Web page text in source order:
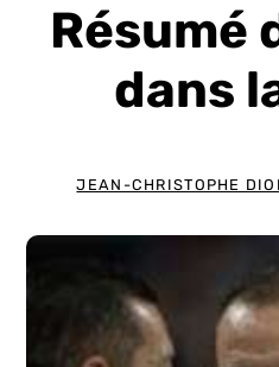
Résumé
dans
JEAN-CHRISTOPHE